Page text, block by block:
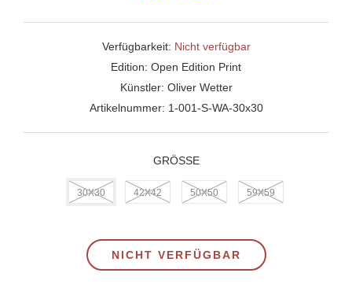
Verfügbarkeit: Nicht verfügbar
Edition: Open Edition Print
Künstler: Oliver Wetter
Artikelnummer: 1-001-S-WA-30x30
GRÖSSE
30X30 42X42 50X50 59X59
NICHT VERFÜGBAR